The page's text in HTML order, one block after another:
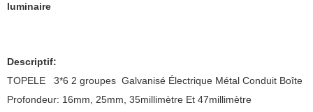
luminaire
Descriptif:
TOPELE 3*6 2 groupes Galvanisé Électrique Métal Conduit Boîte
Profondeur: 16mm, 25mm, 35millimètre Et 47millimètre